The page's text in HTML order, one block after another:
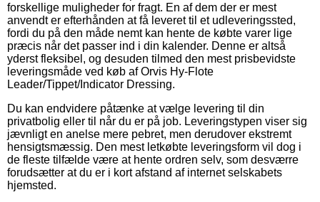
forskellige muligheder for fragt. En af dem der er mest
anvendt er efterhånden at få leveret til et udleveringssted,
fordi du på den måde nemt kan hente de købte varer lige
præcis når det passer ind i din kalender. Denne er altså
yderst fleksibel, og desuden tilmed den mest prisbevidste
leveringsmåde ved køb af Orvis Hy-Flote
Leader/Tippet/Indicator Dressing.
Du kan endvidere påtænke at vælge levering til din
privatbolig eller til når du er på job. Leveringstypen viser sig
jævnligt en anelse mere pebret, men derudover ekstremt
hensigtsmæssig. Den mest letkøbte leveringsform vil dog i
de fleste tilfælde være at hente ordren selv, som desværre
forudsætter at du er i kort afstand af internet selskabets
hjemsted.